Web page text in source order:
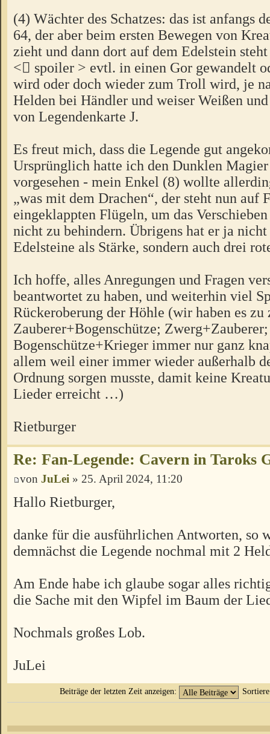
(4) Wächter des Schatzes: das ist anfangs
64, der aber beim ersten Bewegen von
zieht und dann dort auf dem Edelstein
< spoiler > evtl. in einen Gor gewandelt
wird oder doch wieder zum Troll wird, je
Helden bei Händler und weiser Weißen
von Legendenkarte J.
Es freut mich, dass die Legende gut
Ursprünglich hatte ich den Dunklen Magier
vorgesehen - mein Enkel (8) wollte
„was mit dem Drachen“, der steht nun auf
eingeklappten Flügeln, um das
nicht zu behindern. Übrigens hat er ja
Edelsteine als Stärke, sondern auch drei
Ich hoffe, alles Anregungen und Fragen
beantwortet zu haben, und weiterhin viel
Rückeroberung der Höhle (wir haben es zu
Zauberer+Bogenschütze; Zwerg+Zauberer;
Bogenschütze+Krieger immer nur ganz
allem weil einer immer wieder außerhalb
Ordnung sorgen musste, damit keine
Lieder erreicht …)
Rietburger
Re: Fan-Legende: Cavern in Taroks
von JuLei » 25. April 2024, 11:20
Hallo Rietburger,
danke für die ausführlichen Antworten, so
demnächst die Legende nochmal mit 2
Am Ende habe ich glaube sogar alles
die Sache mit den Wipfel im Baum der
Nochmals großes Lob.
JuLei
Beiträge der letzten Zeit anzeigen: